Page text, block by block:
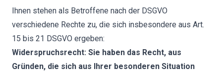
Ihnen stehen als Betroffene nach der DSGVO
verschiedene Rechte zu, die sich insbesondere aus Art.
15 bis 21 DSGVO ergeben:
Widerspruchsrecht: Sie haben das Recht, aus
Gründen, die sich aus Ihrer besonderen Situation